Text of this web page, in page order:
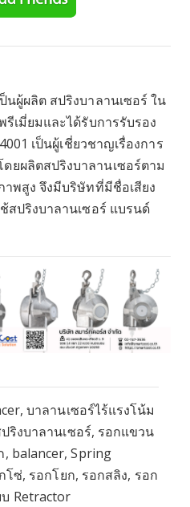
นผู้ผลิต สปริงบาลานเซอร์ ใน
เมี่ยมและได้รับการรับรอง
เป็นผู้เชี่ยวชาญเรื่องการ
ยผลิตสปริงบาลานเซอร์ตาม
พสูง จึงมีบริษัทที่มีชื่อเสียง
สปริงบาลานเซอร์ แบรนด์
บาลานเซอร์ไร้แรงโน้ม
ริงบาลานเซอร์, รอกแขวน
balancer, Spring
โซ่, รอกโยก, รอกสลิง, รอก
Retractor